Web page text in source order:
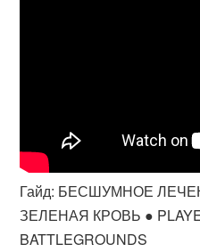
Гайд: БЕСШУМНОЕ
ЗЕЛЕНАЯ КРОВЬ ●
BATTLEGROUNDS